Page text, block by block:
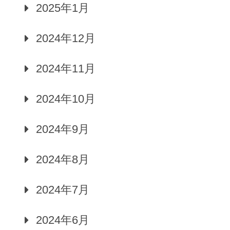
2025年1月
2024年12月
2024年11月
2024年10月
2024年9月
2024年8月
2024年7月
2024年6月